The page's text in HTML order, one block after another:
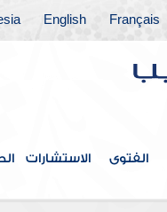
Français
English
الفتوى الاستشارات